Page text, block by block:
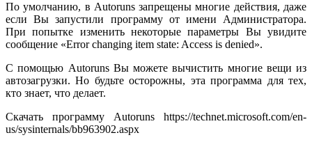
По умолчанию, в Autoruns запрещены многие действия, даже
если Вы запустили программу от имени Администратора.
При попытке изменить некоторые параметры Вы увидите
сообщение «Error changing item state: Access is denied».
С помощью Autoruns Вы можете вычистить многие вещи из
автозагрузки. Но будьте осторожны, эта программа для тех,
кто знает, что делает.
Скачать программу Autoruns https://technet.microsoft.com/en-
us/sysinternals/bb963902.aspx